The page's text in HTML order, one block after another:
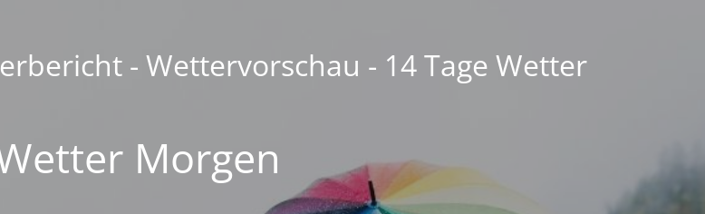
- Wettervorschau - 14 Tage Wetter
Morgen